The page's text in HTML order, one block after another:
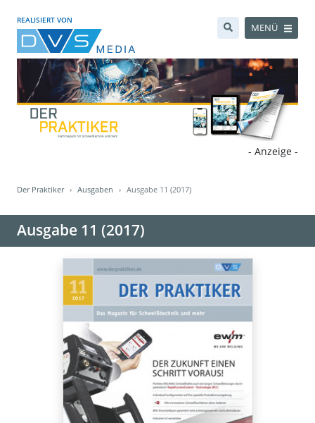
REALISIERT VON
MENÜ
- Anzeige -
Der Praktiker Ausgaben Ausgabe 11 (2017)
Ausgabe 11 (2017)